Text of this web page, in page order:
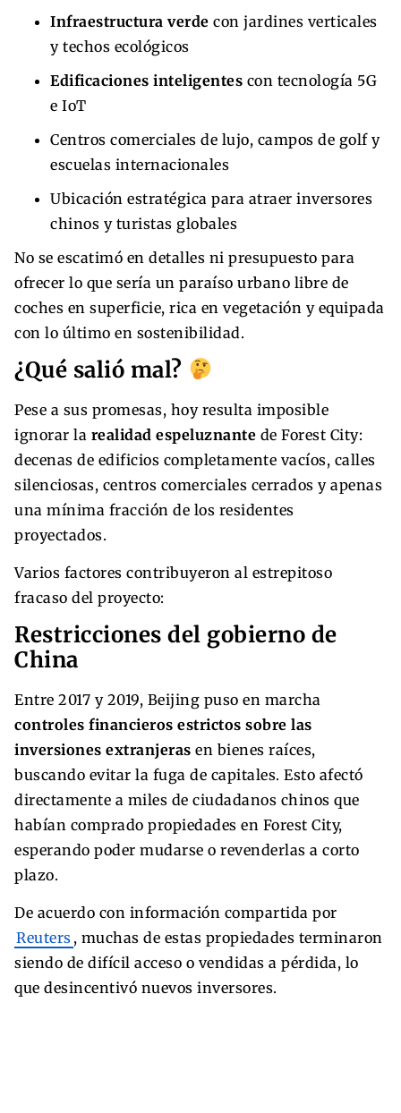
Infraestructura verde con jardines verticales
y techos ecológicos
Edificaciones inteligentes con tecnología 5G
e IoT
Centros comerciales de lujo, campos de golf y
escuelas internacionales
Ubicación estratégica para atraer inversores
chinos y turistas globales
No se escatimó en detalles ni presupuesto para
ofrecer lo que sería un paraíso urbano libre de
coches en superficie, rica en vegetación y equipada
con lo último en sostenibilidad.
¿Qué salió mal?
Pese a sus promesas, hoy resulta imposible
ignorar la realidad espeluznante de Forest City:
decenas de edificios completamente vacíos, calles
silenciosas, centros comerciales cerrados y apenas
una mínima fracción de los residentes
proyectados.
Varios factores contribuyeron al estrepitoso
fracaso del proyecto:
Restricciones del gobierno de
China
Entre 2017 y 2019, Beijing puso en marcha
controles financieros estrictos sobre las
inversiones extranjeras en bienes raíces,
buscando evitar la fuga de capitales. Esto afectó
directamente a miles de ciudadanos chinos que
habían comprado propiedades en Forest City,
esperando poder mudarse o revenderlas a corto
plazo.
De acuerdo con información compartida por
Reuters , muchas de estas propiedades terminaron
siendo de difícil acceso o vendidas a pérdida, lo
que desincentivó nuevos inversores.